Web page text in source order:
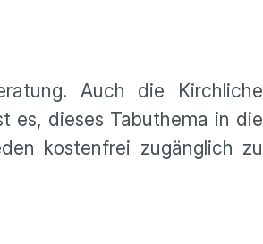
Auch die Kirchliche
es, dieses Tabuthema in die
kostenfrei zugänglich zu